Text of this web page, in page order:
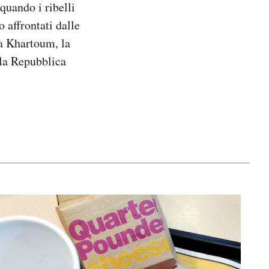
i ribelli
affrontati dalle
Khartoum, la
Repubblica